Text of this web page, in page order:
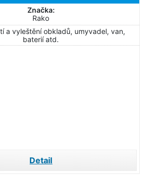
Značka:
Rako
a vyleštění obkladů, umyvadel, van,
baterií atd.
Detail